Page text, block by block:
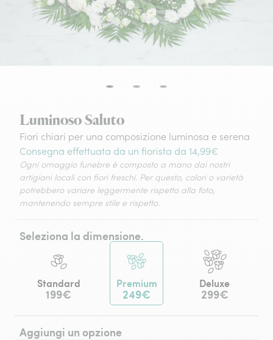
Luminoso Saluto
Fiori chiari per una composizione luminosa e serena
Consegna effettuata da un fiorista da 14,99€
Ogni omaggio funebre è composto a mano dai nostri
artigiani locali con fiori freschi. Per questo, colori o varietà
potrebbero variare leggermente rispetto alla foto,
mantenendo sempre stile e rispetto.
Seleziona la dimensione.
Standard
199€
Premium
249€
Deluxe
299€
Aggiungi un opzione